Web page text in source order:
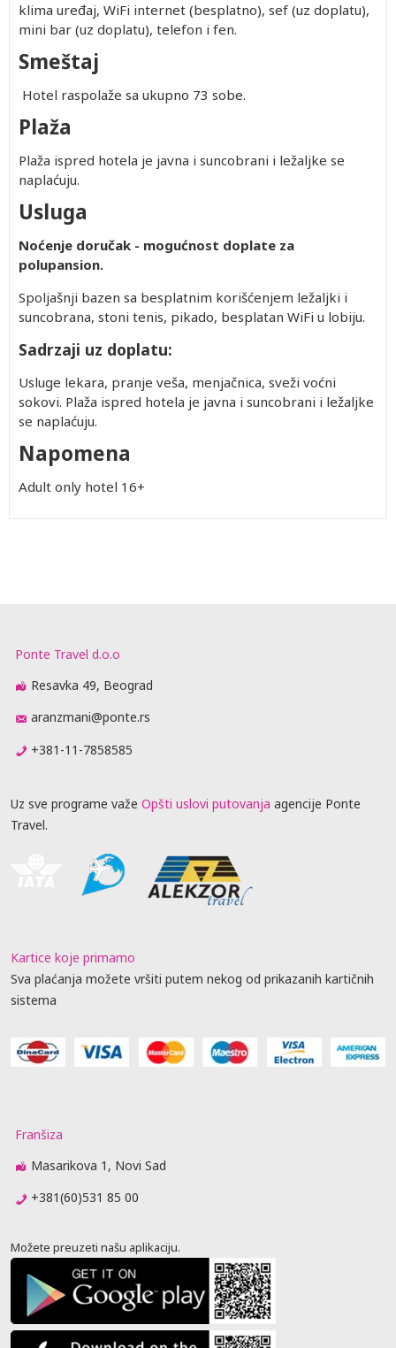
klima uređaj, WiFi internet (besplatno), sef (uz doplatu),
mini bar (uz doplatu), telefon i fen.
Smeštaj
Hotel raspolaže sa ukupno 73 sobe.
Plaža
Plaža ispred hotela je javna i suncobrani i ležaljke se
naplaćuju.
Usluga
Noćenje doručak - mogućnost doplate za
polupansion.
Spoljašnji bazen sa besplatnim korišćenjem ležaljki i
suncobrana, stoni tenis, pikado, besplatan WiFi u lobiju.
Sadrzaji uz doplatu:
Usluge lekara, pranje veša, menjačnica, sveži voćni
sokovi. Plaža ispred hotela je javna i suncobrani i ležaljke
se naplaćuju.
Napomena
Adult only hotel 16+
Ponte Travel d.o.o
Resavka 49, Beograd
aranzmani@ponte.rs
+381-11-7858585
Uz sve programe važe Opšti uslovi putovanja agencije Ponte
Travel.
Kartice koje primamo
Sva plaćanja možete vršiti putem nekog od prikazanih kartičnih
sistema
Franšiza
Masarikova 1, Novi Sad
+381(60)531 85 00
Možete preuzeti našu aplikaciju.